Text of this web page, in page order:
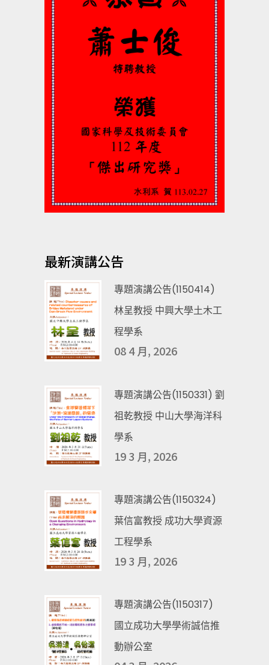
最新演講公告
專題演講公告(1150414)
林呈教授 中興大學土木工
程學系
08 4 月, 2026
專題演講公告(1150331) 劉
祖乾教授 中山大學海洋科
學系
19 3 月, 2026
專題演講公告(1150324)
葉信富教授 成功大學資源
工程學系
19 3 月, 2026
專題演講公告(1150317)
國立成功大學學術誠信推
動辦公室